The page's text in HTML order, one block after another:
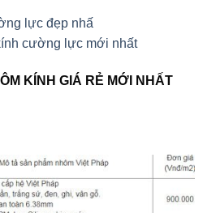
lực đẹp nhấ
cường lực mới nhất
KÍNH GIÁ RẺ MỚI NHẤT